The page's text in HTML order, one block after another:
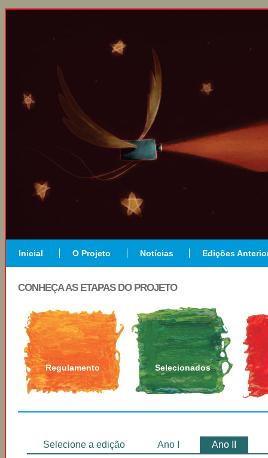
Inicial O Projeto Notícias Edições
CONHEÇA AS ETAPAS DO PROJETO
Regulamento Selecionados
Selecione a edição Ano I Ano II